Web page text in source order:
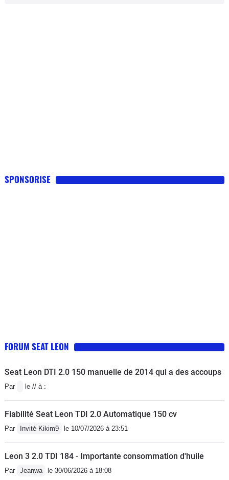
SPONSORISE
FORUM SEAT LEON
Seat Leon DTI 2.0 150 manuelle de 2014 qui a des accoups
Par le // à :
Fiabilité Seat Leon TDI 2.0 Automatique 150 cv
Par Invité Kikim9 le 10/07/2026 à 23:51
Leon 3 2.0 TDI 184 - Importante consommation d'huile
Par Jeanwa le 30/06/2026 à 18:08